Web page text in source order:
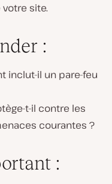
site.
:
inclut-il un pare-feu
t-il contre les
courantes ?
: